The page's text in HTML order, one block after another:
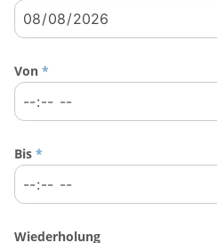
Von *
Bis *
Wiederholung